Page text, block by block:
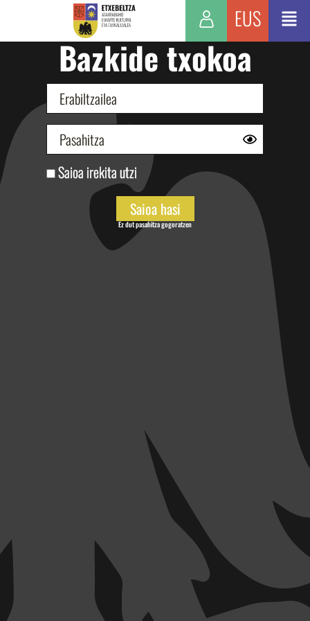
EUS
Bazkide txokoa
Saioa irekita utzi
Ez dut pasahitza gogoratzen